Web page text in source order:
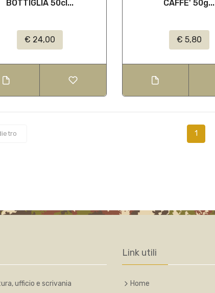
BOTTIGLIA 50cl...
€ 24,00
CAFFE' 50g...
€ 5,80
1
ufficio e scrivania
Link utili
Home